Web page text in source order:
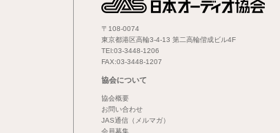
〒108-0074
東京都港区高輪3-4-13 第二高輪偕成ビル4F
TEl:03-3448-1206
FAX:03-3448-1207
協会について
協会概要
お問い合わせ
JAS通信（メルマガ）
会員募集